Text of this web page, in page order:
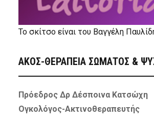
Το σκίτσο είναι του Βαγγέλη
ΑΚΟΣ-ΘΕΡΑΠΕΙΑ ΣΩΜΑΤΟΣ &
Πρόεδρος Δρ Δέσποινα Κατσώχη
Ογκολόγος-Ακτινοθεραπευτής